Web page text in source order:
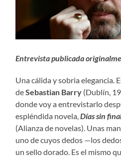
Entrevista publicada
Una cálida y sobria elegancia.
deSebastian Barry (Dublín,
donde voy a entrevistarlo
espléndida novela, Días sin
(Alianza de novelas). Unas
uno de cuyos dedos —los
un sello dorado. Es el mismo